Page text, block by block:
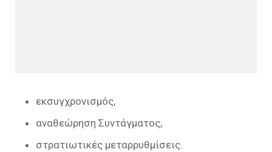
εκσυγχρονισμός,
αναθεώρηση Συντάγματος,
στρατιωτικές μεταρρυθμίσεις.